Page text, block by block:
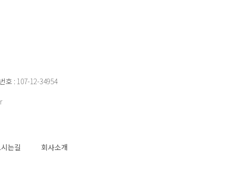
호 : 107-12-34954
는길 회사소개